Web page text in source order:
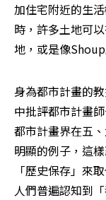
加住宅附近的生
時，許多土地可
地，或是像
身為都市計畫的
中批評都市計畫
都市計畫界在五
明顯的例子，這
「歷史保存」來
人們普遍認知到